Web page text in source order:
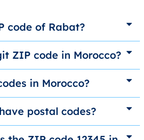
code of Rabat?
ZIP code in Morocco?
in Morocco?
postal codes?